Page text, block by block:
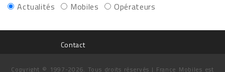
Actualités Mobiles Opérateurs
Contact
Copyright © 1997-2026. Tous droits réservés | France Mobiles est